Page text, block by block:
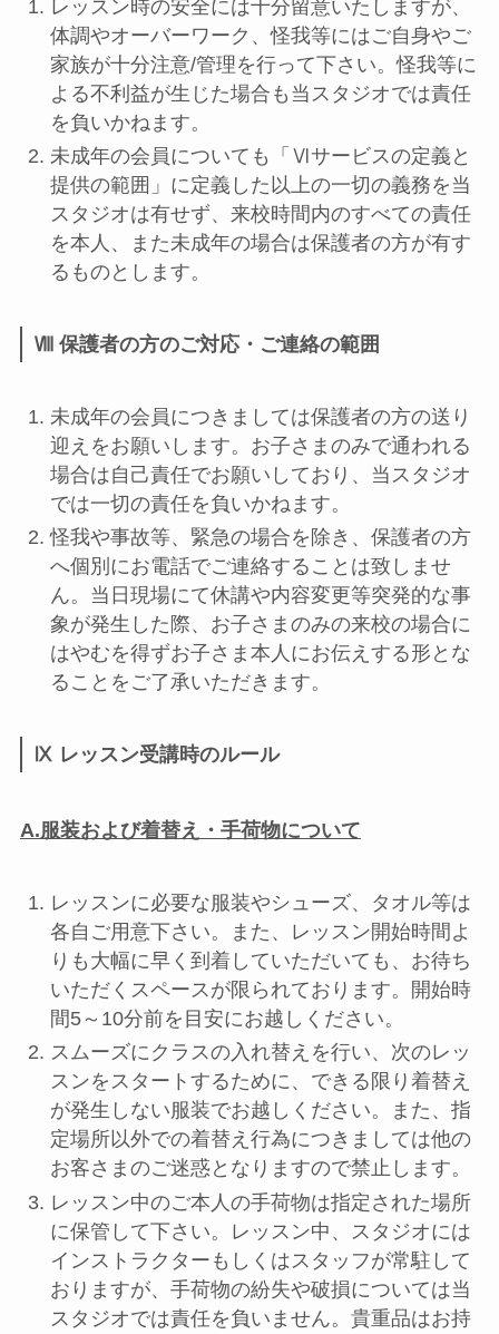
レッスン時の安全には十分留意いたしますが、
体調やオーバーワーク、怪我等にはご自身やご
家族が十分注意/管理を行って下さい。怪我等に
よる不利益が生じた場合も当スタジオでは責任
を負いかねます。
未成年の会員についても「Ⅵサービスの定義と
提供の範囲」に定義した以上の一切の義務を当
スタジオは有せず、来校時間内のすべての責任
を本人、また未成年の場合は保護者の方が有す
るものとします。
Ⅷ 保護者の方のご対応・ご連絡の範囲
未成年の会員につきましては保護者の方の送り
迎えをお願いします。お子さまのみで通われる
場合は自己責任でお願いしており、当スタジオ
では一切の責任を負いかねます。
怪我や事故等、緊急の場合を除き、保護者の方
へ個別にお電話でご連絡することは致しませ
ん。当日現場にて休講や内容変更等突発的な事
象が発生した際、お子さまのみの来校の場合に
はやむを得ずお子さま本人にお伝えする形とな
ることをご了承いただきます。
Ⅸ レッスン受講時のルール
A.服装および着替え・手荷物について
レッスンに必要な服装やシューズ、タオル等は
各自ご用意下さい。また、レッスン開始時間よ
りも大幅に早く到着していただいても、お待ち
いただくスペースが限られております。開始時
間5～10分前を目安にお越しください。
スムーズにクラスの入れ替えを行い、次のレッ
スンをスタートするために、できる限り着替え
が発生しない服装でお越しください。また、指
定場所以外での着替え行為につきましては他の
お客さまのご迷惑となりますので禁止します。
レッスン中のご本人の手荷物は指定された場所
に保管して下さい。レッスン中、スタジオには
インストラクターもしくはスタッフが常駐して
おりますが、手荷物の紛失や破損については当
スタジオでは責任を負いません。貴重品はお持